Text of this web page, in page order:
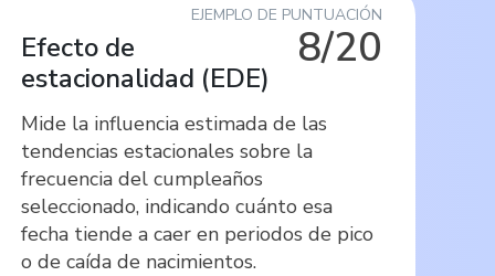
EJEMPLO DE PUNTUACIÓN
8/20
Efecto de
estacionalidad (EDE)
Mide la influencia estimada de las
tendencias estacionales sobre la
frecuencia del cumpleaños
seleccionado, indicando cuánto esa
fecha tiende a caer en periodos de pico
o de caída de nacimientos.